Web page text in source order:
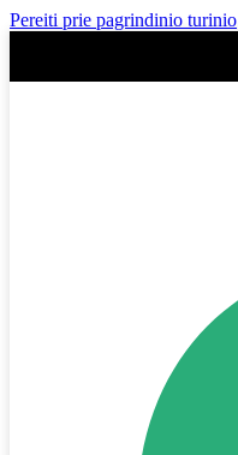
Pereiti prie pagrindinio turinio